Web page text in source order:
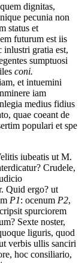
quem dignitas,
pecunia non
status et
futurum est iis
inlustri gratia est,
sumptuosi
coni.
et intuemini
iam
medius fidius
quae coeant de
populari et spe
iubeatis ut M.
Crudele,
Quid ergo? ut
P1: ocenum P2,
spurciorem
Sexte noster,
liguris, quod
verbis ullis sanciri
hoc consiliario,